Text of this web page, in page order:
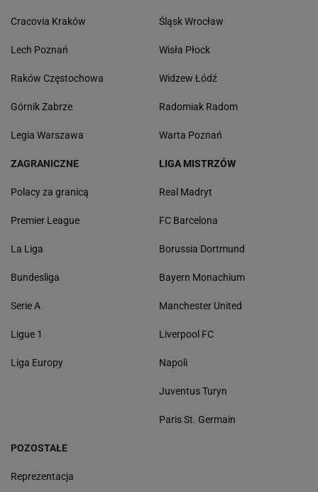
Cracovia Kraków
Lech Poznań
Raków Częstochowa
Górnik Zabrze
Legia Warszawa
Śląsk Wrocław
Wisła Płock
Widzew Łódź
Radomiak Radom
Warta Poznań
ZAGRANICZNE
Polacy za granicą
Premier League
La Liga
Bundesliga
Serie A
Ligue 1
Liga Europy
LIGA MISTRZÓW
Real Madryt
FC Barcelona
Borussia Dortmund
Bayern Monachium
Manchester United
Liverpool FC
Napoli
Juventus Turyn
Paris St. Germain
POZOSTAŁE
Reprezentacja